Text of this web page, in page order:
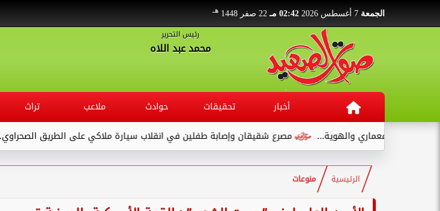
الجمعة 02:42 مـ 22 صفر 1448 هـ
رئيس التحرير
محمد عبد اللاه
أخبار تحقيقات حوادث ملاعب تراث
أول رد مصرع شقيقان وإصابة طفلين في انقلاب سيارة ملاكي على الطريق الصحراوي...
الرئيسية منوعات